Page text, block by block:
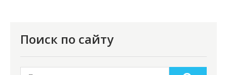
Поиск по сайту